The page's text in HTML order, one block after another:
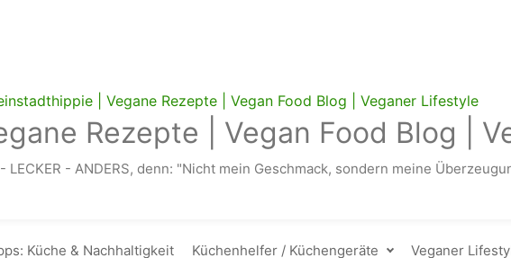
Rezepte | Vegan Food Blog |
LECKER - ANDERS, denn: "Nicht mein Geschmack, sondern meine
Küche & Nachhaltigkeit Küchenhelfer / Küchengeräte Veganer